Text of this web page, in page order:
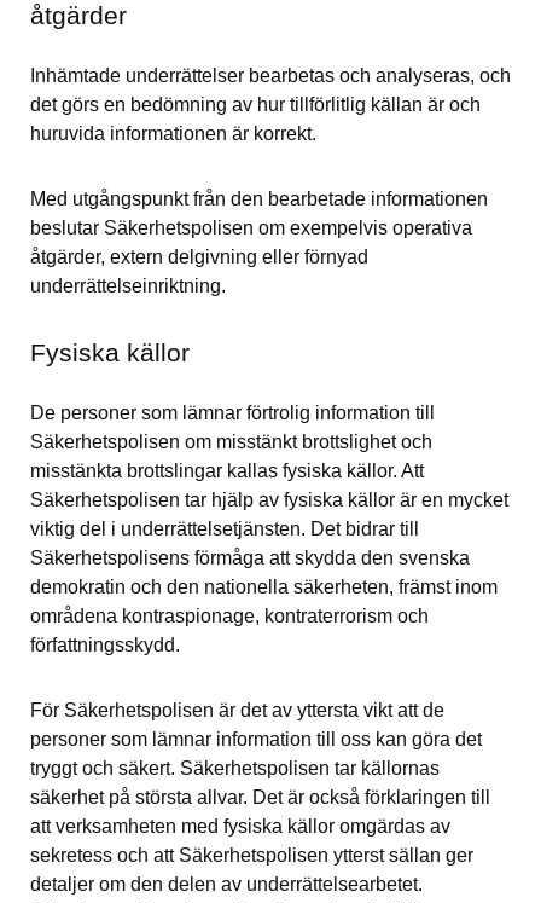
åtgärder
Inhämtade underrättelser bearbetas och analyseras, och
det görs en bedömning av hur tillförlitlig källan är och
huruvida informationen är korrekt.
Med utgångspunkt från den bearbetade informationen
beslutar Säkerhetspolisen om exempelvis operativa
åtgärder, extern delgivning eller förnyad
underrättelseinriktning.
Fysiska källor
De personer som lämnar förtrolig information till
Säkerhetspolisen om misstänkt brottslighet och
misstänkta brottslingar kallas fysiska källor. Att
Säkerhetspolisen tar hjälp av fysiska källor är en mycket
viktig del i underrättelsetjänsten. Det bidrar till
Säkerhetspolisens förmåga att skydda den svenska
demokratin och den nationella säkerheten, främst inom
områdena kontraspionage, kontraterrorism och
författningsskydd.
För Säkerhetspolisen är det av yttersta vikt att de
personer som lämnar information till oss kan göra det
tryggt och säkert. Säkerhetspolisen tar källornas
säkerhet på största allvar. Det är också förklaringen till
att verksamheten med fysiska källor omgärdas av
sekretess och att Säkerhetspolisen ytterst sällan ger
detaljer om den delen av underrättelsearbetet.